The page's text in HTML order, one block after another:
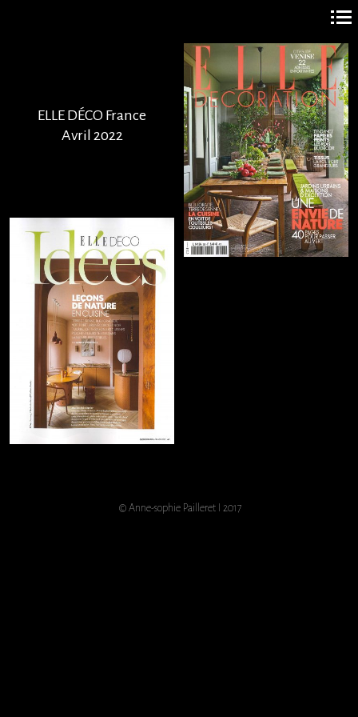
Navigation
principale
ELLE DÉCO France
Avril 2022
+
+
© Anne-sophie Pailleret I 2017